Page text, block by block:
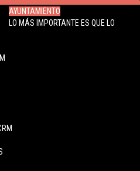
AYUNTAMIENTO
LO MÁS IMPORTANTE ES QUE LO